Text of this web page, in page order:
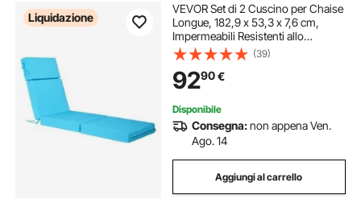
Liquidazione
VEVOR Set di 2 Cuscino per Chaise
Longue, 182,9 x 53,3 x 7,6 cm,
Impermeabili Resistenti allo
Sbiadimento, per Sdraio con Lacci,
Spessi Cuscini per Sdraio da
Giardino per Piscina, Verde Acqua
(39)
9290€
Disponibile
Consegna:non appena Ven.
Ago. 14
Aggiungi al carrello